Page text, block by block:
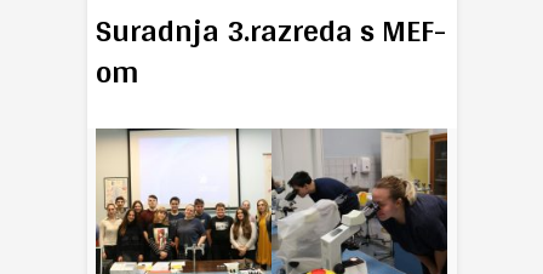
Suradnja 3.razreda s MEF-
om